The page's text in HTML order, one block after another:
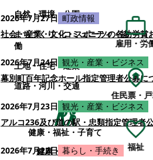
自然・環境・公園
まちづくり・コミュニティ・協
働
土地・住宅・建築
道路・河川・交通
健康・福祉・子育て
健康・福祉・子育て
2026年7月27日 町政情報
社会・産業・文化・スポーツの各功労
2026年7月24日 観光・産業・ビジネス
幕別町百年記念ホール指定管理者公募に
2026年7月23日 観光・産業・ビジネス
アルコ236及び道の駅・忠類指定管理者
2026年7月22日 暮らし・手続き
雇用・労
住民票・
福祉